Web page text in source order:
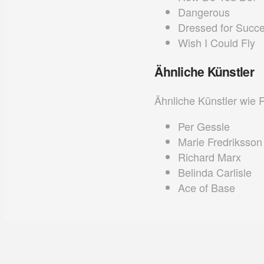
Dangerous
Dressed for
Wish I Could Fly
Ähnliche Künstler
Ähnliche Künstler wie
Per Gessle
Marie Fredriksson
Richard Marx
Belinda Carlisle
Ace of Base